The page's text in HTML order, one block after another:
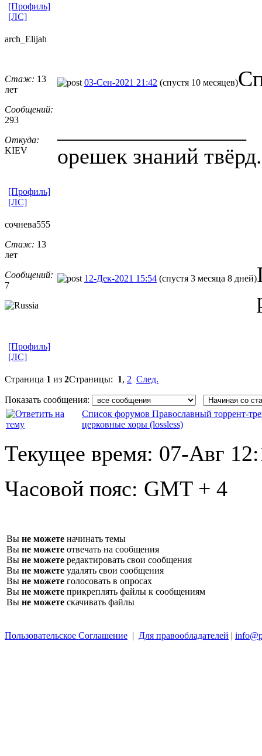
[Профиль]
[ЛС]
arch_Elijah
Стаж: 13
лет
Сообщений:
293
Откуда:
KIEV
03-Сен-2021 21:42 (спустя 10 месяцев)
орешек знаний
[Профиль]
[ЛС]
сочнева555
Стаж: 13
лет
Сообщений:
7
12-Дек-2021 15:54 (спустя 3 месяца 8 дней)
[Профиль]
[ЛС]
Страница 1 из 2Страницы: 1, 2 След.
Показать сообщения:
Список форумов Православный торрент-
церковные хоры (lossless)
Текущее время: 07-Авг
Часовой пояс: GMT + 4
Вы не можете начинать темы
Вы не можете отвечать на сообщения
Вы не можете редактировать свои сообщения
Вы не можете удалять свои сообщения
Вы не можете голосовать в опросах
Вы не можете прикреплять файлы к сообщениям
Вы не можете скачивать файлы
Пользовательское Соглашение | Для правообладателей |